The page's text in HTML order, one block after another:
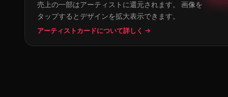
売上の一部はアーティストに還元されます。 画像を
タップするとデザインを拡大表示できます。
アーティストカードについて詳しく →